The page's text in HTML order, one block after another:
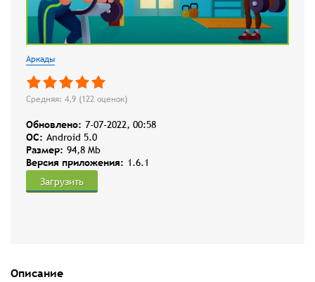
Аркады
Средняя: 4,9 (122 оценок)
Обновлено: 7-07-2022, 00:58
OC: Android 5.0
Размер: 94,8 Mb
Версия приложения: 1.6.1
Загрузить
Описание